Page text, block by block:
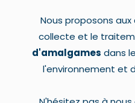
Nous proposons
collecte et le
d'amalgames dans
l'environnement et